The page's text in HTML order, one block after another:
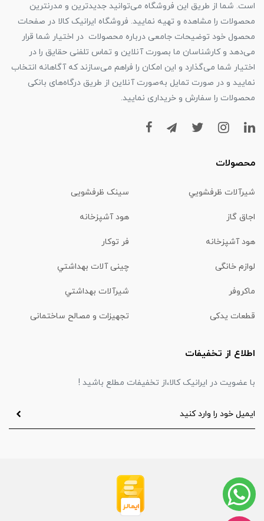
است. شما از طریق این فروشگاه می‌توانید جدیدترین و مدرنترین
محصولات را مشاهده و تهیه نمایید. فروشگاه ایرانیک کالا در صفحات
محصول خود توضیحات جامعی درباره محصولات در اختیار شما قرار
می‌دهد و کارشناسان ما بصورت آنلاین و تماس تلفنی حقایق را در
اختیار شما می‌گذارد و این امکان را فراهم می‌سازند که آگاهانه انتخاب
نمایید و در صورت تمایل به‌صورت آنلاین از طریق درگاه‌های بانکی
محصولات را سفارش و خریداری نمایید.
محصولات
شیرآلات ظرفشويي سینک ظرفشویی
اجاق گاز هود آشپزخانه
هود آشپزخانه فر توکار
لوازم خانگی چینی آلات بهداشتي
ماكروفر شیرآلات بهداشتي
قطعات یدکی تجهیزات و مصالح ساختمانی
اطلاع از تخفیفات
با عضویت در ایرانیک کالا،از تخفیفات مطلع باشید !